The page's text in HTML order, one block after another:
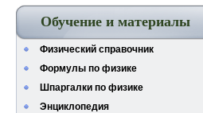
Обучение и материалы
Физический справочник
Формулы по физике
Шпаргалки по физике
Энциклопедия